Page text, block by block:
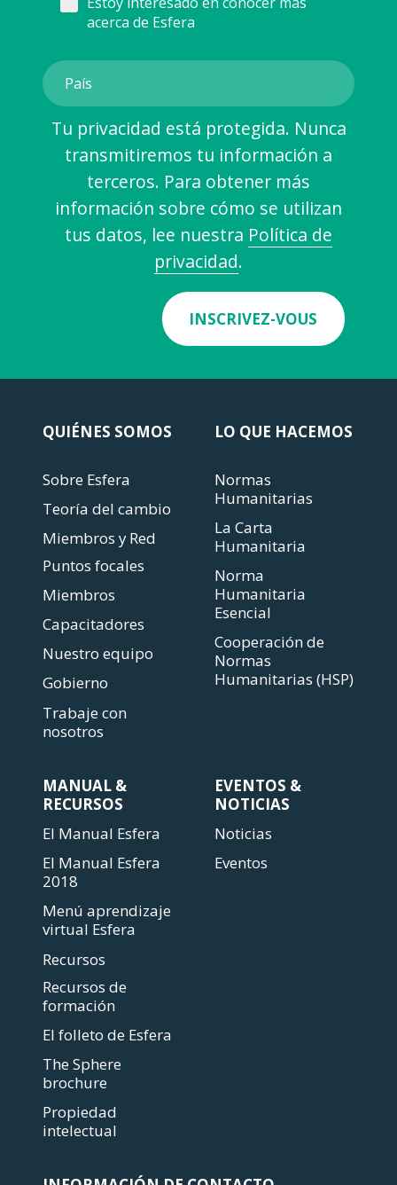
acerca de Esfera
Tu privacidad está protegida. Nunca
transmitiremos tu información a
terceros. Para obtener más
información sobre cómo se utilizan
tus datos, lee nuestra Política de
privacidad.
INSCRIVEZ-VOUS
QUIÉNES SOMOS
Sobre Esfera
Teoría del cambio
Miembros y Red
Puntos focales
Miembros
Capacitadores
Nuestro equipo
Gobierno
Trabaje con
nosotros
LO QUE HACEMOS
Normas
Humanitarias
La Carta
Humanitaria
Norma
Humanitaria
Esencial
Cooperación de
Normas
Humanitarias (HSP)
MANUAL &
RECURSOS
El Manual Esfera
El Manual Esfera
2018
Menú aprendizaje
virtual Esfera
Recursos
Recursos de
formación
El folleto de Esfera
The Sphere
brochure
Propiedad
intelectual
EVENTOS &
NOTICIAS
Noticias
Eventos